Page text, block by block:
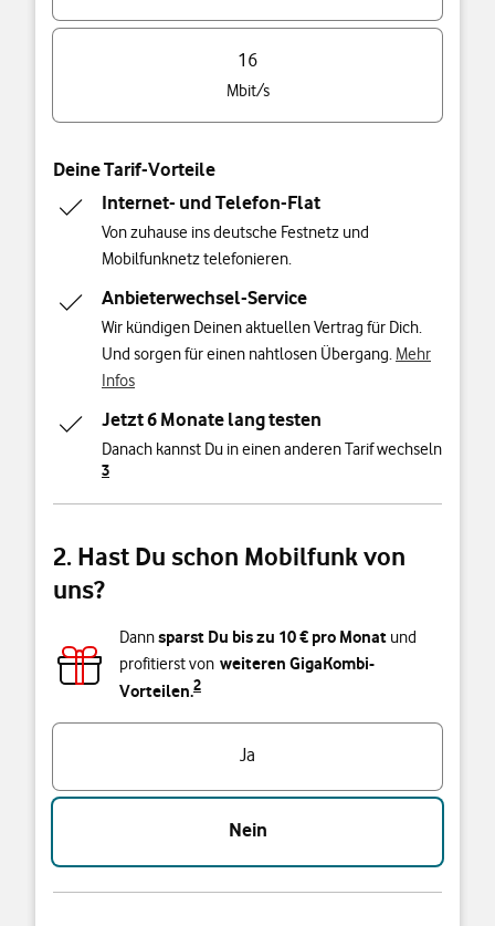
16
Mbit/s
Deine Tarif-Vorteile
Internet- und Telefon-Flat
Von zuhause ins deutsche Festnetz und
Mobilfunknetz telefonieren.
Anbieterwechsel-Service
Wir kündigen Deinen aktuellen Vertrag für Dich.
Und sorgen für einen nahtlosen Übergang. Mehr
Infos
Jetzt 6 Monate lang testen
Danach kannst Du in einen anderen Tarif wechseln
3
2. Hast Du schon Mobilfunk von
uns?
Dannsparst Du bis zu 10€ pro Monat und
profitierst von weiteren GigaKombi-
Vorteilen.2
Triff eine Auswahl
Ja
Nein